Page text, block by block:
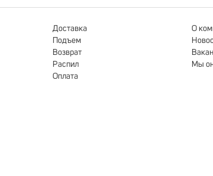
Доставка
Подъем
Возврат
Распил
Оплата
О
Мы